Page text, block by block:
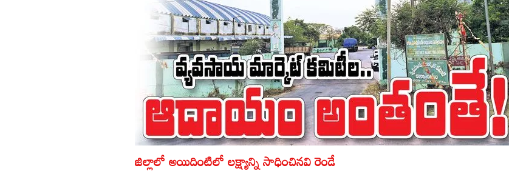
జిల్లాలో అయిదింటిలో లక్ష్యాన్ని సాధించినవి రెండే